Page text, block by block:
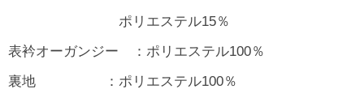
ポリエステル15％
表衿オーガンジー ：ポリエステル100％
裏地 ：ポリエステル100％